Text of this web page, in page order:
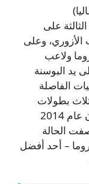
على
وعلى
ولاعب
يد البوسنة
الفاصلة
بطولات
كأس عالم متتابعة؛ آخر ظهور إيطالي كان عام 2014
الحالة
– أحد أفضل